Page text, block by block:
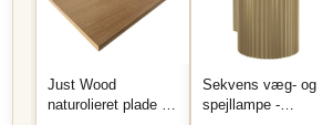
Just Wood
naturolieret plade på
Sekvens væg- og
spejllampe -